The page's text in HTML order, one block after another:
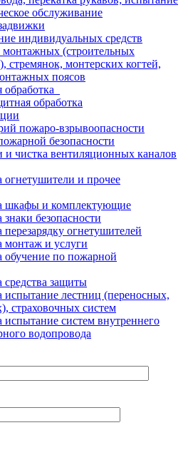
обслуживание
индивидуальных средств
(строительных
стремянок, монтерских когтей,
поясов
обработка
пожаро-взрывоопасности
безопасности
и чистка вентиляционных каналов
огнетушители и прочее
шкафы и комплектующие
безопасности
огнетушителей
монтаж и услуги
обучение по пожарной
средства защиты
испытание лестниц (переносных,
страховочных систем
испытание систем внутреннего
водопровода